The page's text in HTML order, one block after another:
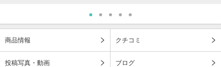
商品情報 クチコミ
投稿写真・動画 ブログ